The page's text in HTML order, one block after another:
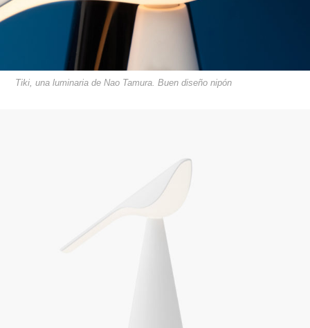
Tiki, una luminaria de Nao Tamura. Buen diseño nipón